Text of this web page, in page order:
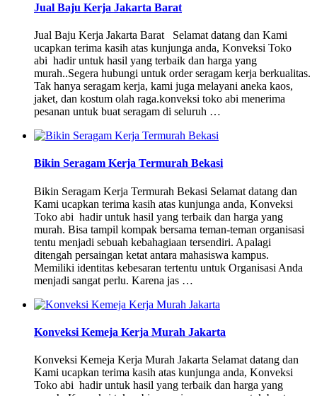
Jual Baju Kerja Jakarta Barat
Jual Baju Kerja Jakarta Barat Selamat datang dan Kami
ucapkan terima kasih atas kunjunga anda, Konveksi Toko
abi hadir untuk hasil yang terbaik dan harga yang
murah..Segera hubungi untuk order seragam kerja berkualitas.
Tak hanya seragam kerja, kami juga melayani aneka kaos,
jaket, dan kostum olah raga.konveksi toko abi menerima
pesanan untuk buat seragam di seluruh …
Bikin Seragam Kerja Termurah Bekasi
Bikin Seragam Kerja Termurah Bekasi Selamat datang dan
Kami ucapkan terima kasih atas kunjunga anda, Konveksi
Toko abi hadir untuk hasil yang terbaik dan harga yang
murah. Bisa tampil kompak bersama teman-teman organisasi
tentu menjadi sebuah kebahagiaan tersendiri. Apalagi
ditengah persaingan ketat antara mahasiswa kampus.
Memiliki identitas kebesaran tertentu untuk Organisasi Anda
menjadi sangat perlu. Karena jas …
Konveksi Kemeja Kerja Murah Jakarta
Konveksi Kemeja Kerja Murah Jakarta Selamat datang dan
Kami ucapkan terima kasih atas kunjunga anda, Konveksi
Toko abi hadir untuk hasil yang terbaik dan harga yang